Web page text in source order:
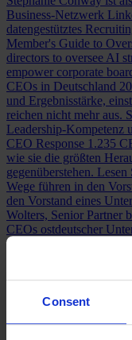
Consent
Business-Netzwerk
datengestütztes
Member's Guide to
directors to oversee AI
empower corporate
CEOs in Deutschland
und Ergebnisstärke,
reichen nicht mehr aus.
Leadership-Kompetenz
CEO Response 1.235
wie sie die größten
gegenüberstehen.
Wege führen in den
den Vorstand eines
Wolters, Senior Partner
CEOs ostdeutscher
grundlegend. Die
den disruptiven
CFOs
600 of them to unveil
als ChangemakerDie